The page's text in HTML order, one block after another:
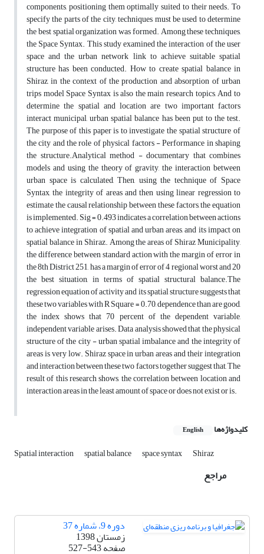
components, positioning them optimally suited to their needs. To
specify the parts of the city, techniques must be used to determine
the best spatial organization was formed. Among these techniques,
theSpace Syntax. This study examined the interaction of the user
space and the urban network link to achieve suitable spatial
structure has been conducted. How to create spatial balance in
Shiraz, in the context of the production and absorption of urban
trips modelSpace Syntaxis also the main research topics, And to
determine the spatial and location are two important factors
interact municipal, urban spatial balance has been put to the test.
The purpose of this paper is to investigate the spatial structure of
the city and the role of physical factors - Performance in shaping
the structure.Analytical method - documentary that combines
models and using the theory of gravity, the interaction between
urban space is calculated, Then, using the technique of Space
Syntax, the integrity of areas and then using linear regression to
estimate the causal relationship between these factors, the equation
is implemented.Sig = 0.493 indicates a correlation between actions
to achieve integration of spatial and urban areas, and its impact on
spatial balance in Shiraz.Among the areas of Shiraz Municipality,
the difference between standard action with the margin of error in
the 8th District 251, has a margin of error of 4 regional worst and 20
the best situation, in terms of spatial structural balance.The
regression equation of activity and its spatial structure suggests that
these two variables with R Square = 0.70, dependence than are good,
the index shows that 70 percent of the dependent variable,
independent variable arises.Data analysis showed that the physical
structure of the city - urban spatial imbalance and the integrity of
areas is very low. Shiraz space in urban areas and their integration
and interaction between these two factors together suggest that,The
result of this research shows, the correlation between location and
interaction areas in the least amount of space or does not exist or is.
کلیدواژه‌ها English
Spatial interaction spatial balance space syntax Shiraz
مراجع
دوره 9، شماره 37
زمستان 1398
صفحه527-543